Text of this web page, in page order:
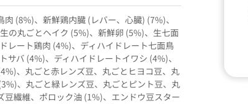
(8%)、新鮮鶏内臓 (レバー、心臓) (7%)、
の丸ごとヘイク (5%)、新鮮卵 (5%)、生七面
レート鶏肉 (4%)、ディハイドレート七面鳥
サバ (4%)、ディハイドレートイワシ (4%)、
、丸ごと赤レンズ豆、丸ごとヒヨコ豆、丸
、丸ごと緑レンズ豆、丸ごとピント豆、丸
豆繊維、ポロック油 (1%)、エンドウ豆スター